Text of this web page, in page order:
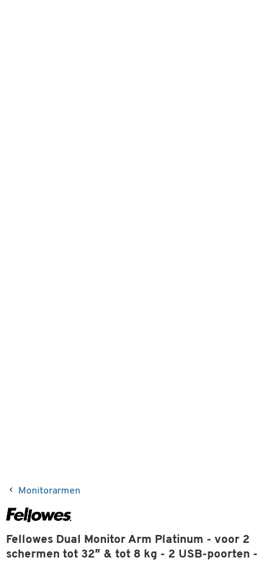
Monitorarmen
Fellowes Dual Monitor Arm Platinum - voor 2
schermen tot 32″ & tot 8 kg - 2 USB-poorten -